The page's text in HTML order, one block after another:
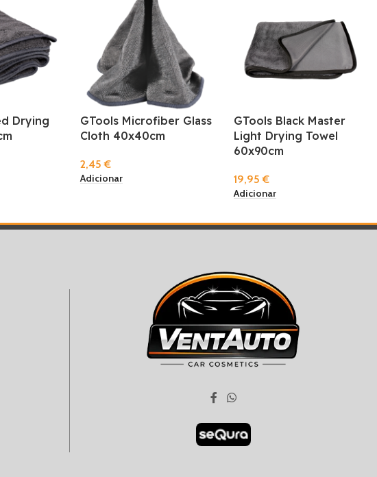
Drying
GTools Microfiber Glass
Cloth 40x40cm
2,45€
Adicionar
GTools Black Master
Light Drying Towel
60x90cm
19,95€
Adicionar